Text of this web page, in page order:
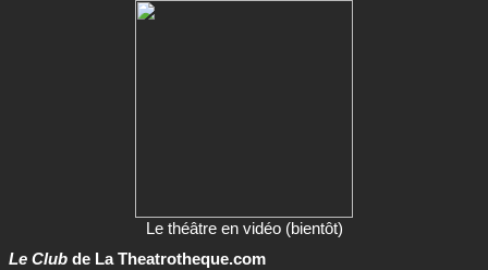
Le théâtre en vidéo (bientôt)
Le Club de La Theatrotheque.com